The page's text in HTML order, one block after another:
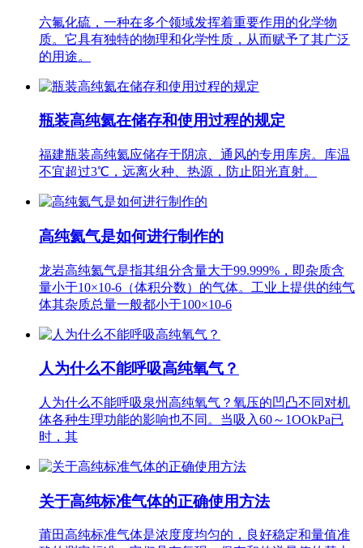
六氟化硫，一种在多个领域发挥着重要作用的化学物
质。它具有独特的物理和化学性质，从而赋予了其广泛
的用途。
瓶装高纯氦在储存和使用过程的规定
福建瓶装高纯氦应储存于阴凉、通风的专用库房。库温
不宜超过3℃，远离火种、热源，防止阳光直射。
高纯氦气是如何进行制作的
龙岩高纯氦气是指其组分含量大于99.999%，即杂质含
量小于10×10-6（体积分数）的气体。工业上提供的纯气
体其杂质总量一般都小于100×10-6
人为什么不能呼吸高纯氧气？
人为什么不能呼吸泉州高纯氧气？氧压的凹凸不同对机
体各种生理功能的影响也不同。当吸入60～1OOkPa已
时，其
关于高纯标准气体的正确使用方法
莆田高纯标准气体是浓度度均匀的，良好稳定和量值准